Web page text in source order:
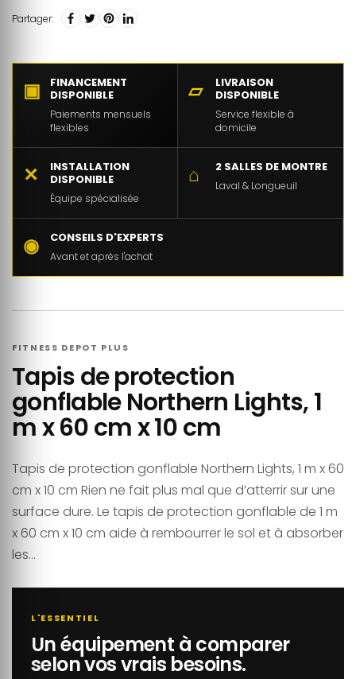
Partager:
▣
FINANCEMENT
DISPONIBLE
Paiements mensuels
flexibles
▱
LIVRAISON
DISPONIBLE
Service flexible à
domicile
✕
INSTALLATION
DISPONIBLE
Équipe spécialisée
⌂ 2 SALLES DE MONTRE
Laval & Longueuil
◉ CONSEILS D'EXPERTS
Avant et après l'achat
FITNESS DEPOT PLUS
Tapis de protection
gonflable Northern Lights, 1
m x 60 cm x 10 cm
Tapis de protection gonflable Northern Lights, 1 m x 60
cm x 10 cm Rien ne fait plus mal que d’atterrir sur une
surface dure. Le tapis de protection gonflable de 1 m
x 60 cm x 10 cm aide à rembourrer le sol et à absorber
les...
L'ESSENTIEL
Un équipement à comparer
selon vos vrais besoins.